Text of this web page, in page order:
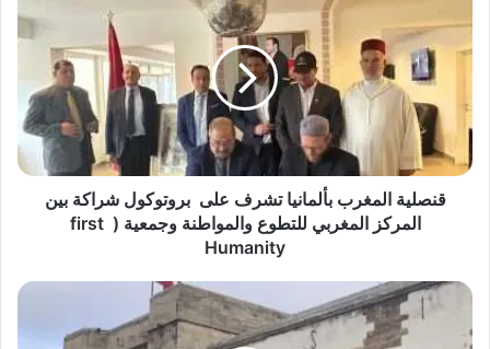
بألمانيا
تشرف
بروتوكول
شراكة
بين
المركز
المغربي
(
Humanity
قنصلية المغرب بألمانيا تشرف على بروتوكول شراكة بين
المركز المغربي للتطوع والمواطنة وجمعية ( first
Humanity
جهة
الدارالبيضاء
-سطات